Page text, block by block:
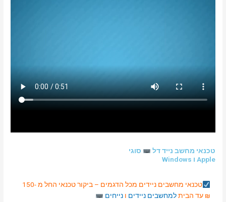
טכנאי מחשב נייד דל
סוגי
Apple ו Windows
טכנאי מחשבים ניידים
מכל הדגמים – ביקור טכנאי החל מ -150
₪ עד הביתלמחשבים ניידים ונייחים